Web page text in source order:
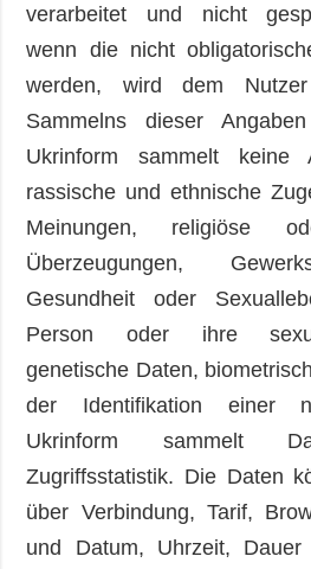
verarbeitet und nicht
wenn die nicht
werden, wird dem
Sammelns dieser
Ukrinform sammelt keine
rassische und ethnische
Meinungen, religiöse
Überzeugungen,
Gesundheit oder
Person oder ihre
genetische Daten,
der Identifikation einer
Ukrinform sammelt
Zugriffsstatistik. Die Daten
über Verbindung, Tarif,
und Datum, Uhrzeit,